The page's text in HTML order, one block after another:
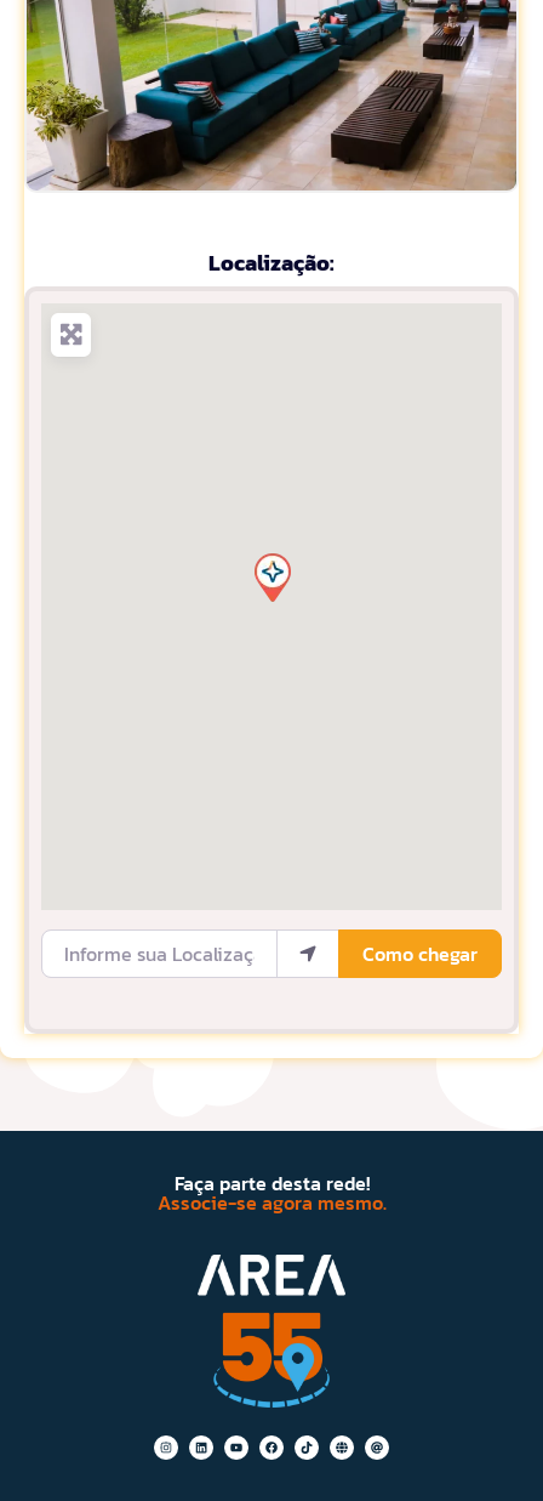
Localização:
Informe sua Localização
Como chegar
Faça parte desta rede!
Associe-se agora mesmo.